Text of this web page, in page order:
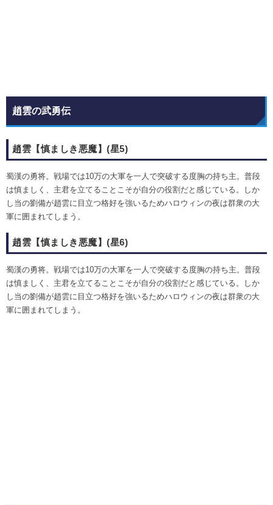
趙雲の武勇伝
趙雲【慎ましき悪魔】(星5)
蜀漢の勇将。戦場では10万の大軍を一人で突破する度胸の持ち主。普段
は慎ましく、主君を立てることこそが自分の役割だと感じている。しか
し当の劉備が趙雲に目立つ格好を強いるためハロウィンの夜は群衆の大
軍に囲まれてしまう。
趙雲【慎ましき悪魔】(星6)
蜀漢の勇将。戦場では10万の大軍を一人で突破する度胸の持ち主。普段
は慎ましく、主君を立てることこそが自分の役割だと感じている。しか
し当の劉備が趙雲に目立つ格好を強いるためハロウィンの夜は群衆の大
軍に囲まれてしまう。